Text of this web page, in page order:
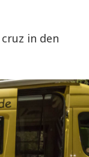
in den